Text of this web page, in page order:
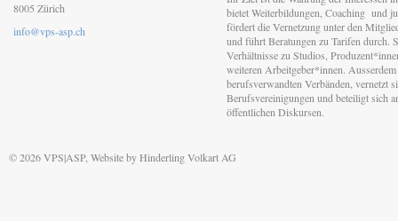
8005 Zürich
info@vps-asp.ch
bietet Weiterbildungen, Coaching und
fördert die Vernetzung unter den
und führt Beratungen zu Tarifen durch.
Verhältnisse zu Studios,
weiteren Arbeitgeber*innen.
berufsverwandten Verbänden, vernetzt
Berufsvereinigungen und beteiligt sich
öffentlichen Diskursen.
© 2026 VPS|ASP, Website byHinderling Volkart AG